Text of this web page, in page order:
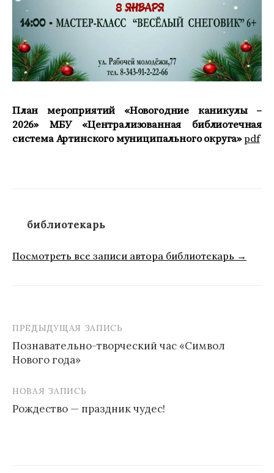
План мероприятий «Новогодние каникулы –
2026» МБУ «Централизованная библиотечная
система Артинского муниципального округа»pdf
библиотекарь
Посмотреть все записи автора библиотекарь →
Навигация
по
ПРЕДЫДУЩАЯ ЗАПИСЬ
Познавательно-творческий час «Символ
Нового года»
НОВАЯ ЗАПИСЬ
Рождество — праздник чудес!